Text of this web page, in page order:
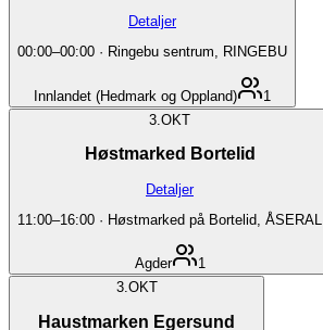
Detaljer
00:00–00:00 · Ringebu sentrum, RINGEBU
Innlandet (Hedmark og Oppland)
1
3. OKT
Høstmarked Bortelid
Detaljer
11:00–16:00 · Høstmarked på Bortelid, ÅSERAL
Agder
1
3.OKT
Haustmarken Egersund